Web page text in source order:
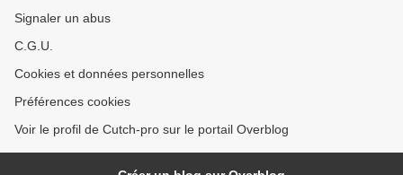
Signaler un abus
C.G.U.
Cookies et données personnelles
Préférences cookies
Voir le profil de Cutch-pro sur le portail Overblog